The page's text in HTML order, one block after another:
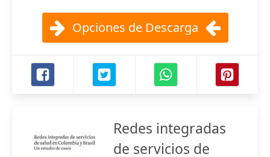
Opciones de Descarga
Redes integradas
de servicios de